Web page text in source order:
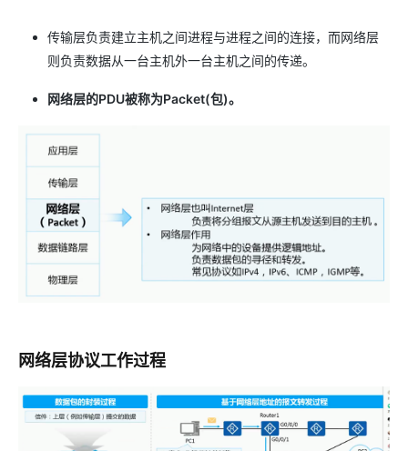
传输层负责建立主机之间进程与进程之间的连接，而网络层
则负责数据从一台主机外一台主机之间的传递。
网络层的PDU被称为Packet(包)。
网络层协议工作过程